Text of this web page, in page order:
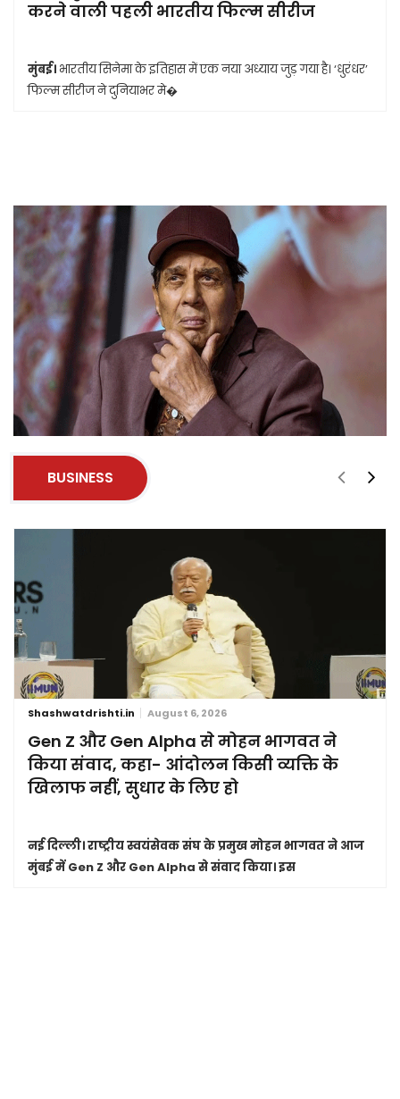
करने वाली पहली भारतीय फिल्म सीरीज
मुंबई। भारतीय सिनेमा के इतिहास में एक नया अध्याय जुड़ गया है। ‘धुरंधर’
फिल्म सीरीज ने दुनियाभर मे�
BUSINESS
Shashwatdrishti.in August 6, 2026
Gen Z और Gen Alpha से मोहन भागवत ने
किया संवाद, कहा- आंदोलन किसी व्यक्ति के
खिलाफ नहीं, सुधार के लिए हो
नई दिल्ली।राष्ट्रीय स्वयंसेवक संघ के प्रमुख मोहन भागवत ने आज
मुंबई में Gen Z और Gen Alpha से संवाद किया। इस